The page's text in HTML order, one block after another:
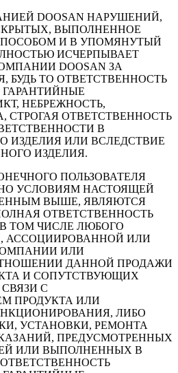
DOOSAN НАРУШЕНИЙ,
ВЫПОЛНЕННОЕ
И В УПОМЯНУТЫЙ
ИСЧЕРПЫВАЕТ
DOOSAN ЗА
БУДЬ ТО ОТВЕТСТВЕННОСТЬ
ГАРАНТИЙНЫЕ
НЕБРЕЖНОСТЬ,
СТРОГАЯ ОТВЕТСТВЕННОСТЬ
В
ИЗДЕЛИЯ ИЛИ ВСЛЕДСТВИЕ
ИЗДЕЛИЯ.
ПОЛЬЗОВАТЕЛЯ
УСЛОВИЯМ НАСТОЯЩЕЙ
ВЫШЕ, ЯВЛЯЮТСЯ
ОТВЕТСТВЕННОСТЬ
ТОМ ЧИСЛЕ ЛЮБОГО
АССОЦИИРОВАННОЙ ИЛИ
ИЛИ
ДАННОЙ ПРОДАЖИ
И СОПУТСТВУЮЩИХ
С
ПРОДУКТА ИЛИ
ЛИБО
УСТАНОВКИ, РЕМОНТА
ПРЕДУСМОТРЕННЫХ
ИЛИ ВЫПОЛНЕННЫХ В